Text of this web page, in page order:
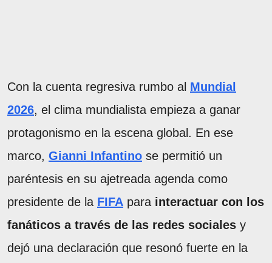
Con la cuenta regresiva rumbo al Mundial
2026, el clima mundialista empieza a ganar
protagonismo en la escena global. En ese
marco, Gianni Infantino se permitió un
paréntesis en su ajetreada agenda como
presidente de la FIFA para interactuar con los
fanáticos a través de las redes sociales y
dejó una declaración que resonó fuerte en la